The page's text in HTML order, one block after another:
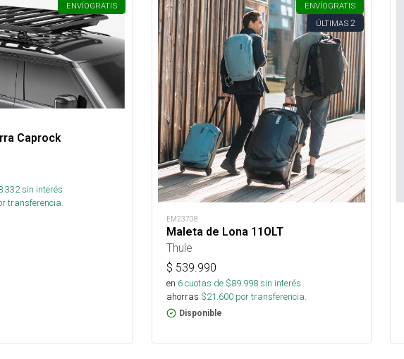
ENVÍOGRATIS
Caprock
sin interés
transferencia.
ENVÍOGRATIS
ÚLTIMAS 2
EM23708
Maleta de Lona 11OLT
Thule
$ 539.990
en 6cuotas de $89.998sin interés
ahorras $21.600 por transferencia.
Disponible